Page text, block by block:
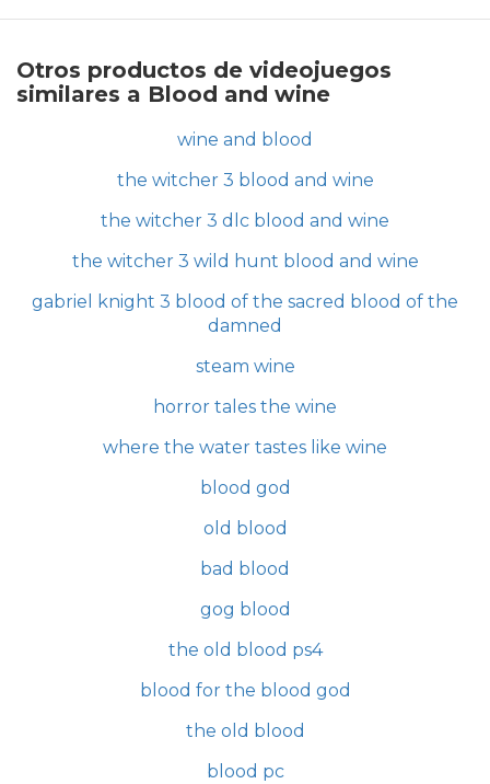
Otros productos de videojuegos
similares a Blood and wine
wine and blood
the witcher 3 blood and wine
the witcher 3 dlc blood and wine
the witcher 3 wild hunt blood and wine
gabriel knight 3 blood of the sacred blood of the
damned
steam wine
horror tales the wine
where the water tastes like wine
blood god
old blood
bad blood
gog blood
the old blood ps4
blood for the blood god
the old blood
blood pc